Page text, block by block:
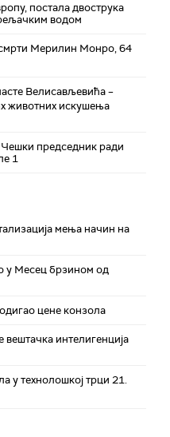
постала двострука
водом
Мерилин Монро, 64
Велисављевића –
животних искушења
председник ради
1
мења начин на
у Месец брзином од
цене конзола
вештачка интелигенција
у технолошкој трци 21.